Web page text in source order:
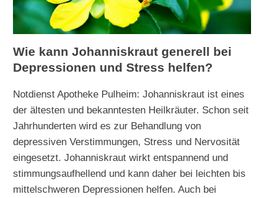
Wie kann Johanniskraut generell bei
Depressionen und Stress helfen?
Notdienst Apotheke Pulheim: Johanniskraut ist eines
der ältesten und bekanntesten Heilkräuter. Schon seit
Jahrhunderten wird es zur Behandlung von
depressiven Verstimmungen, Stress und Nervosität
eingesetzt. Johanniskraut wirkt entspannend und
stimmungsaufhellend und kann daher bei leichten bis
mittelschweren Depressionen helfen. Auch bei